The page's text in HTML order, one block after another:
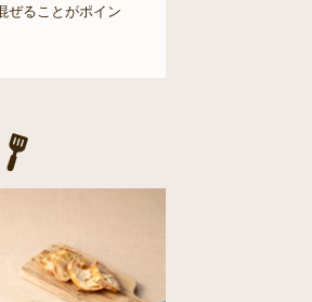
ぜることがポイン